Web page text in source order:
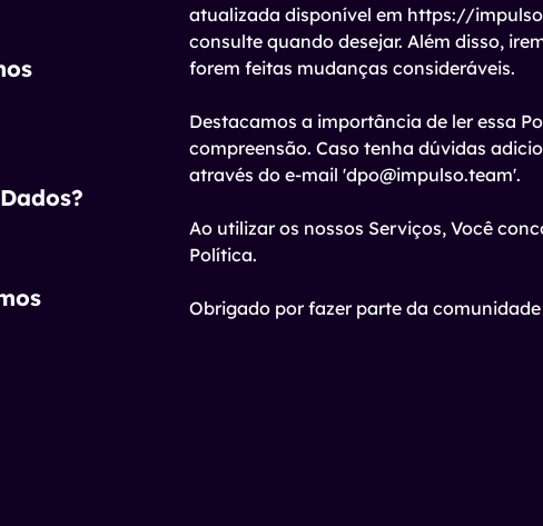
atualizada disponível em https://
consulte quando desejar. Além disso,
forem feitas mudanças consideráveis.
Destacamos a importância de ler essa
compreensão. Caso tenha dúvidas
através do e-mail 'dpo@impulso.team'.
Ao utilizar os nossos Serviços, Você
Política.
Obrigado por fazer parte da